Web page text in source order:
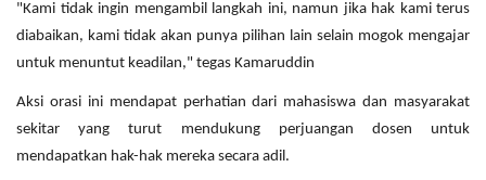
"Kami tidak ingin mengambil langkah ini, namun jika hak kami terus
diabaikan, kami tidak akan punya pilihan lain selain mogok mengajar
untuk menuntut keadilan," tegas Kamaruddin
Aksi orasi ini mendapat perhatian dari mahasiswa dan masyarakat
sekitar yang turut mendukung perjuangan dosen untuk
mendapatkan hak-hak mereka secara adil.